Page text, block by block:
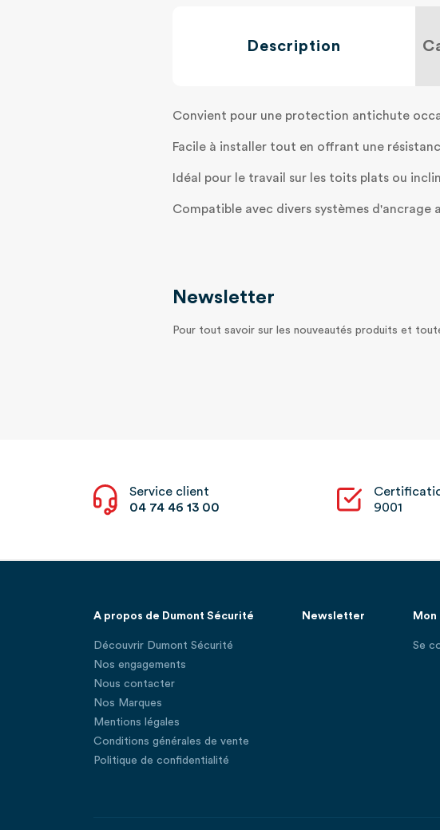
Description
Convient pour une protection antichute
Facile à installer tout en offrant une
Idéal pour le travail sur les toits plats ou
Compatible avec divers systèmes d'ancrage
Newsletter
Pour tout savoir sur les nouveautés produits et
Service client
04 74 46 13 00
9001
A propos de Dumont Sécurité
Découvrir Dumont Sécurité
Nos engagements
Nous contacter
Nos Marques
Mentions légales
Conditions générales de vente
Politique de confidentialité
Newsletter Mon
Se